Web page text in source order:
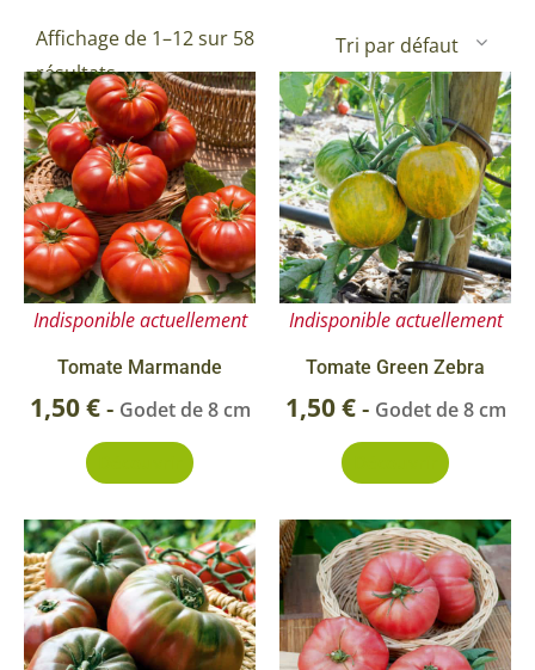
Affichage de 1–12 sur 58
résultats
Indisponible actuellement
Tomate Marmande
1,50€- Godet de 8 cm
Indisponible actuellement
Tomate Green Zebra
1,50€- Godet de 8 cm